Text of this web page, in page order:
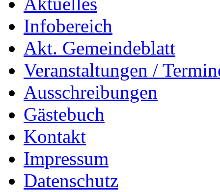
Infobereich
Akt. Gemeindeblatt
Veranstaltungen /
Ausschreibungen
Gästebuch
Kontakt
Impressum
Datenschutz